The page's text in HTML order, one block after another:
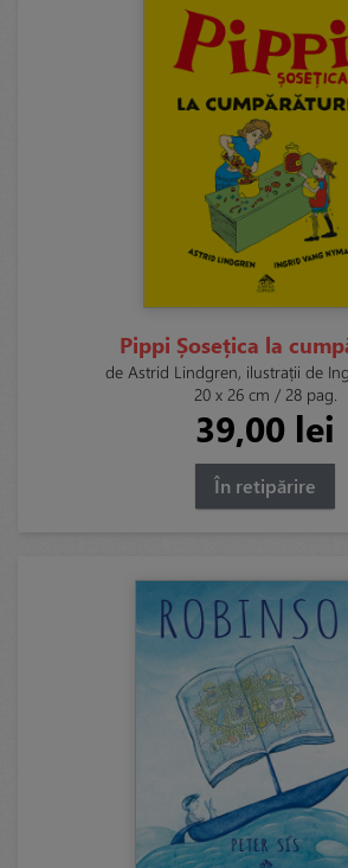
Pippi Șosețica la
de Astrid Lindgren, ilustrații de
20 x 26 cm / 28 pag.
39,00 lei
În retipărire